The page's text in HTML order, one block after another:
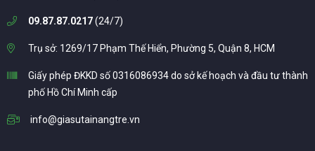
09.87.87.0217(24/7)
Trụ sở: 1269/17 Phạm Thế Hiển, Phường 5, Quận 8, HCM
Giấy phép ĐKKD số 0316086934 do sở kế hoạch và đầu tư thành
phố Hồ Chí Minh cấp
info@giasutainangtre.vn